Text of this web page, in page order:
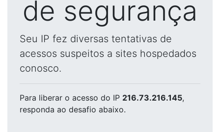
de segurança
Seu IP fez diversas tentativas de
acessos suspeitos a sites hospedados
conosco.
Para liberar o acesso do IP 216.73.216.145,
responda ao desafio abaixo.